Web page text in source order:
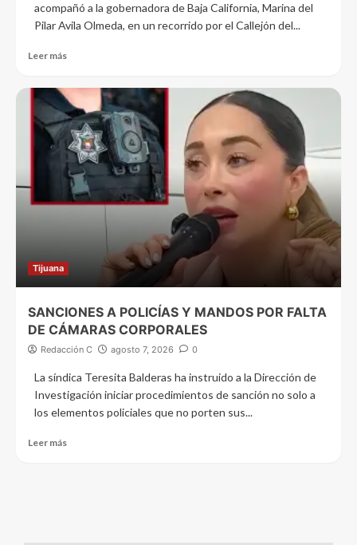
acompañó a la gobernadora de Baja California, Marina del
Pilar Avila Olmeda, en un recorrido por el Callejón del...
Leer más
Tijuana
SANCIONES A POLICÍAS Y MANDOS POR FALTA
DE CÁMARAS CORPORALES
Redacción C agosto 7, 2026 0
La síndica Teresita Balderas ha instruido a la Dirección de
Investigación iniciar procedimientos de sanción no solo a
los elementos policiales que no porten sus...
Leer más